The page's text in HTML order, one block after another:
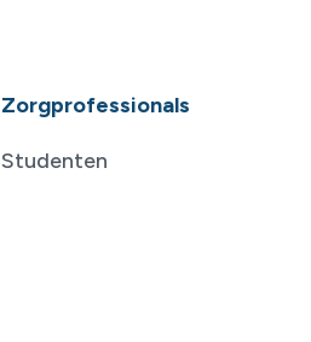
Zorgprofessionals
Studenten